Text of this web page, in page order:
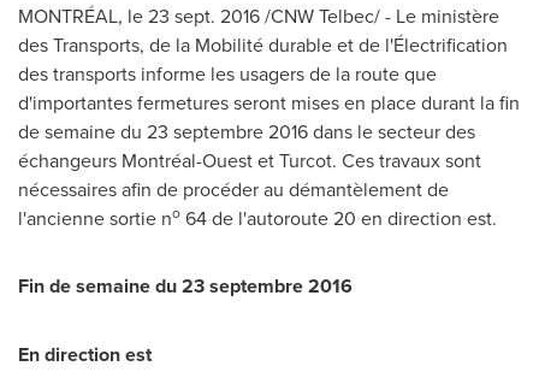
MONTRÉAL, le 23 sept. 2016 /CNW Telbec/ - Le ministère
des Transports, de la Mobilité durable et de l'Électrification
des transports informe les usagers de la route que
d'importantes fermetures seront mises en place durant la fin
de semaine du 23 septembre 2016 dans le secteur des
échangeurs Montréal-Ouest et Turcot. Ces travaux sont
nécessaires afin de procéder au démantèlement de
l'ancienne sortie no 64 de l'autoroute 20 en direction est.
Fin de semaine du 23 septembre 2016
En direction est